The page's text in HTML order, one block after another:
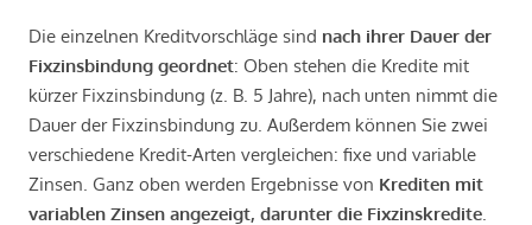
Die einzelnen Kreditvorschläge sind nach ihrer Dauer der
Fixzinsbindung geordnet: Oben stehen die Kredite mit
kürzer Fixzinsbindung (z. B. 5 Jahre), nach unten nimmt die
Dauer der Fixzinsbindung zu. Außerdem können Sie zwei
verschiedene Kredit-Arten vergleichen: fixe und variable
Zinsen. Ganz oben werden Ergebnisse von Krediten mit
variablen Zinsen angezeigt, darunter die Fixzinskredite